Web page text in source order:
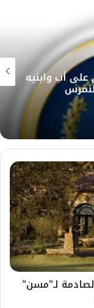
أب وابنيه
لـ"مسن"